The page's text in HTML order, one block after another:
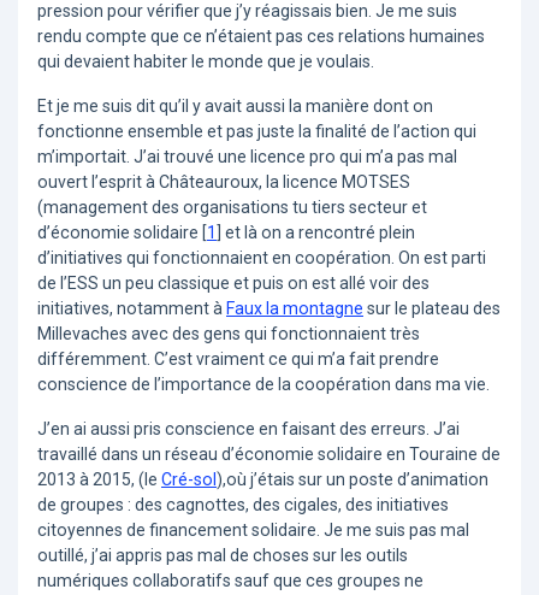
pression pour vérifier que j’y réagissais bien. Je me suis
rendu compte que ce n’étaient pas ces relations humaines
qui devaient habiter le monde que je voulais.
Et je me suis dit qu’il y avait aussi la manière dont on
fonctionne ensemble et pas juste la finalité de l’action qui
m’importait. J’ai trouvé une licence pro qui m’a pas mal
ouvert l’esprit à Châteauroux, la licence MOTSES
(management des organisations tu tiers secteur et
d’économie solidaire [1
et là on a rencontré plein
d’initiatives qui fonctionnaient en coopération. On est parti
de l’ESS un peu classique et puis on est allé voir des
initiatives, notamment à Faux la montagne sur le plateau des
Millevaches avec des gens qui fonctionnaient très
différemment. C’est vraiment ce qui m’a fait prendre
conscience de l’importance de la coopération dans ma vie.
J’en ai aussi pris conscience en faisant des erreurs. J’ai
travaillé dans un réseau d’économie solidaire en Touraine de
2013 à 2015, (le Cré-sol ),où j’étais sur un poste d’animation
de groupes : des cagnottes, des cigales, des initiatives
citoyennes de financement solidaire. Je me suis pas mal
outillé, j’ai appris pas mal de choses sur les outils
numériques collaboratifs sauf que ces groupes ne